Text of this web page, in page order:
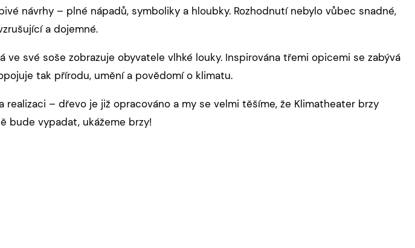
návrhy – plné nápadů, symboliky a hloubky. Rozhodnutí nebylo vůbec snadné,
a dojemné.
ve své soše zobrazuje obyvatele vlhké louky. Inspirována třemi opicemi se zabývá
tak přírodu, umění a povědomí o klimatu.
realizaci – dřevo je již opracováno a my se velmi těšíme, že Klimatheater brzy
bude vypadat, ukážeme brzy!